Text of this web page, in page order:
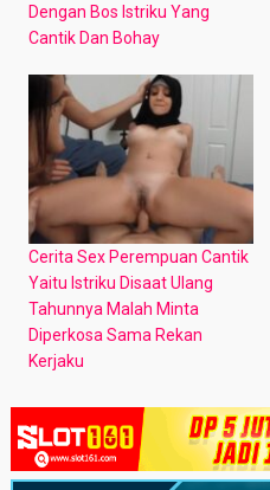
Dengan Bos Istriku Yang
Cantik Dan Bohay
Cerita Sex Perempuan Cantik
Yaitu Istriku Disaat Ulang
Tahunnya Malah Minta
Diperkosa Sama Rekan
Kerjaku